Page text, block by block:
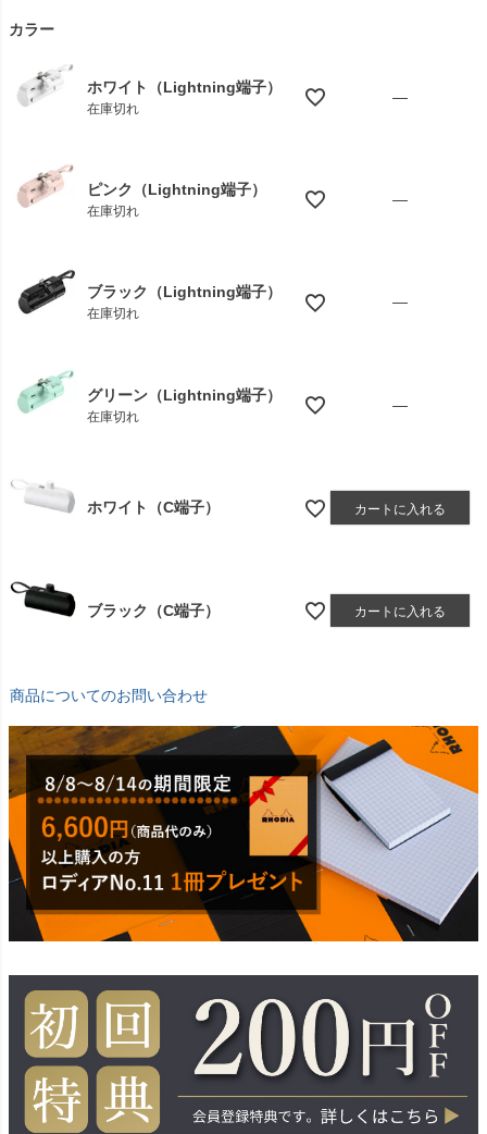
カラー
ホワイト（Lightning端子）
在庫切れ
—
ピンク（Lightning端子）
在庫切れ
—
ブラック（Lightning端子）
在庫切れ
—
グリーン（Lightning端子）
在庫切れ
—
ホワイト（C端子） カートに入れる
ブラック（C端子） カートに入れる
商品についてのお問い合わせ